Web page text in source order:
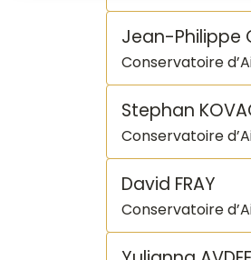
Jean-Philippe
Conservatoire
Stephan
Conservatoire
David FRAY
Conservatoire